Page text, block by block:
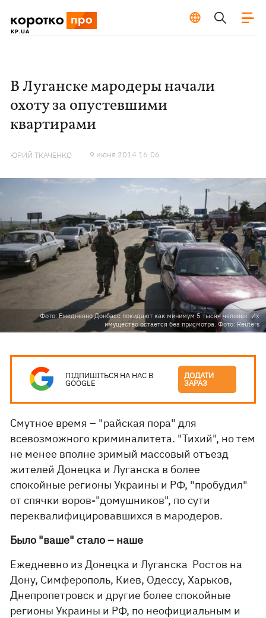
В Луганске мародеры начали
охоту за опустевшими
квартирами
ЮРИЙ ТКАЧЕНКО 9 июня 2014 16:06
Фото: Ежедневно Донбасс покидают как минимум 5 тысяч человек. Их
имущество остается без присмотра. Фото: Reuters
ПІДПИШІТЬСЯ НА НАС В
GOOGLE
ДОДАТИ
ЗАРАЗ
Смутное время – "райская пора" для
всевозможного криминалитета. "Тихий", но тем
не менее вполне зримый массовый отъезд
жителей Донецка и Луганска в более
спокойные регионы Украины и РФ, "пробудил"
от спячки воров-"домушников", по сути
переквалифицировавшихся в мародеров.
Было "ваше" стало – наше
Ежедневно из Донецка и Луганска Ростов на
Дону, Симферополь, Киев, Одессу, Харьков,
Днепропетровск и другие более спокойные
регионы Украины и РФ, по неофициальным и